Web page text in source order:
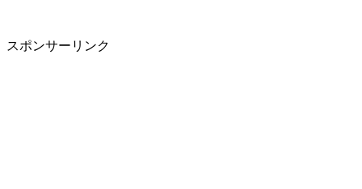
スポンサーリンク